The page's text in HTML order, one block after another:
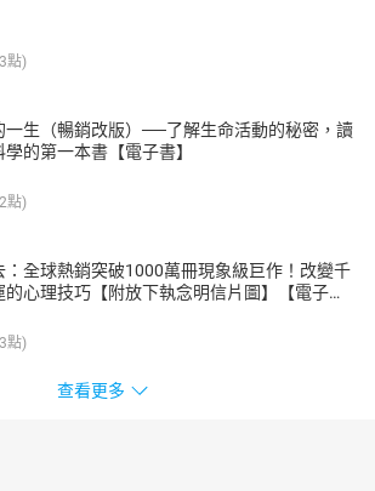
3點)
一生（暢銷改版）──了解生命活動的秘密，讀
的第一本書【電子書】
2點)
：全球熱銷突破1000萬冊現象級巨作！改變千
的心理技巧【附放下執念明信片圖】【電子
3點)
查看更多